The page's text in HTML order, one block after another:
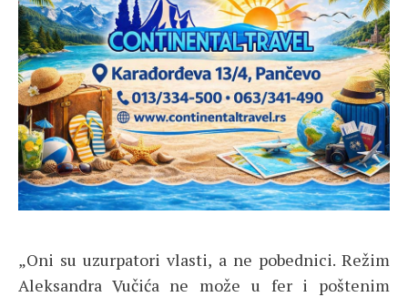
„Oni su uzurpatori vlasti, a ne pobednici. Režim
Aleksandra Vučića ne može u fer i poštenim